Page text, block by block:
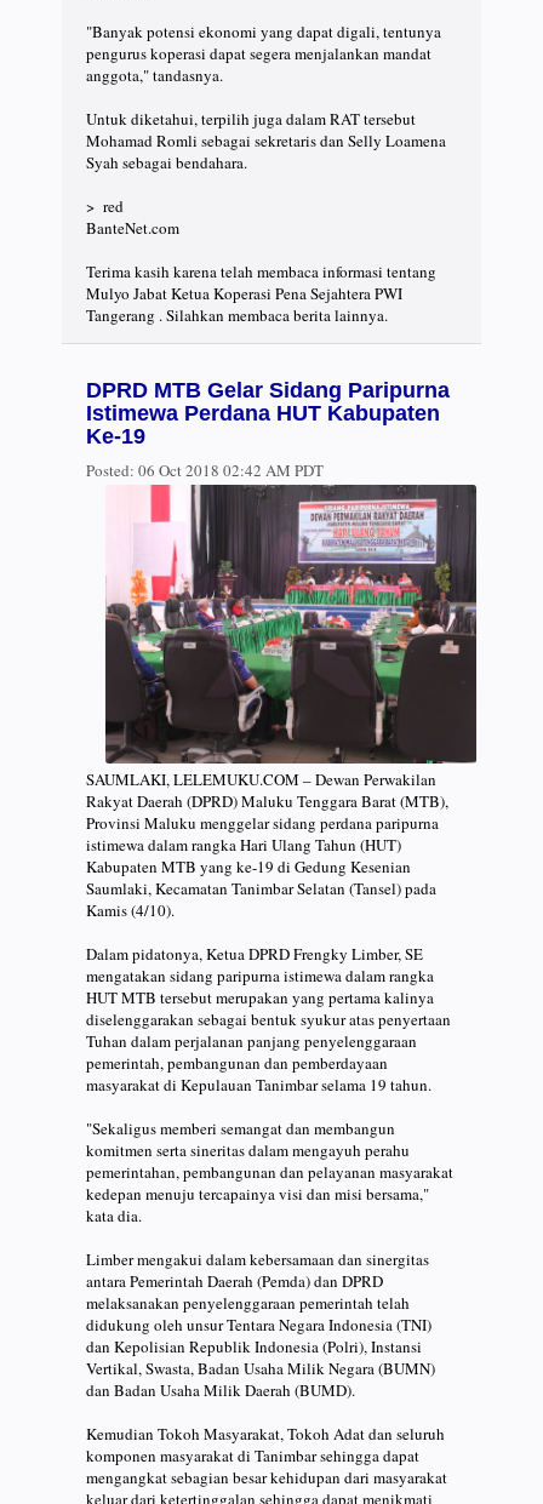
"Banyak potensi ekonomi yang dapat digali, tentunya
pengurus koperasi dapat segera menjalankan mandat
anggota," tandasnya.
Untuk diketahui, terpilih juga dalam RAT tersebut
Mohamad Romli sebagai sekretaris dan Selly Loamena
Syah sebagai bendahara.
> red
BanteNet.com
Terima kasih karena telah membaca informasi tentang
Mulyo Jabat Ketua Koperasi Pena Sejahtera PWI
Tangerang . Silahkan membaca berita lainnya.
DPRD MTB Gelar Sidang Paripurna
Istimewa Perdana HUT Kabupaten
Ke-19
Posted: 06 Oct 2018 02:42 AM PDT
SAUMLAKI, LELEMUKU.COM – Dewan Perwakilan
Rakyat Daerah (DPRD) Maluku Tenggara Barat (MTB),
Provinsi Maluku menggelar sidang perdana paripurna
istimewa dalam rangka Hari Ulang Tahun (HUT)
Kabupaten MTB yang ke-19 di Gedung Kesenian
Saumlaki, Kecamatan Tanimbar Selatan (Tansel) pada
Kamis (4/10).
Dalam pidatonya, Ketua DPRD Frengky Limber, SE
mengatakan sidang paripurna istimewa dalam rangka
HUT MTB tersebut merupakan yang pertama kalinya
diselenggarakan sebagai bentuk syukur atas penyertaan
Tuhan dalam perjalanan panjang penyelenggaraan
pemerintah, pembangunan dan pemberdayaan
masyarakat di Kepulauan Tanimbar selama 19 tahun.
"Sekaligus memberi semangat dan membangun
komitmen serta sineritas dalam mengayuh perahu
pemerintahan, pembangunan dan pelayanan masyarakat
kedepan menuju tercapainya visi dan misi bersama,"
kata dia.
Limber mengakui dalam kebersamaan dan sinergitas
antara Pemerintah Daerah (Pemda) dan DPRD
melaksanakan penyelenggaraan pemerintah telah
didukung oleh unsur Tentara Negara Indonesia (TNI)
dan Kepolisian Republik Indonesia (Polri), Instansi
Vertikal, Swasta, Badan Usaha Milik Negara (BUMN)
dan Badan Usaha Milik Daerah (BUMD).
Kemudian Tokoh Masyarakat, Tokoh Adat dan seluruh
komponen masyarakat di Tanimbar sehingga dapat
mengangkat sebagian besar kehidupan dari masyarakat
keluar dari ketertinggalan sehingga dapat menikmati